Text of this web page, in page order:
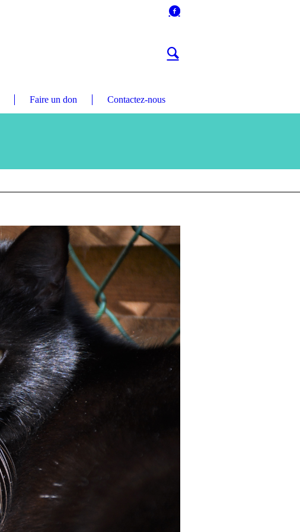
Faire un don Contactez-nous